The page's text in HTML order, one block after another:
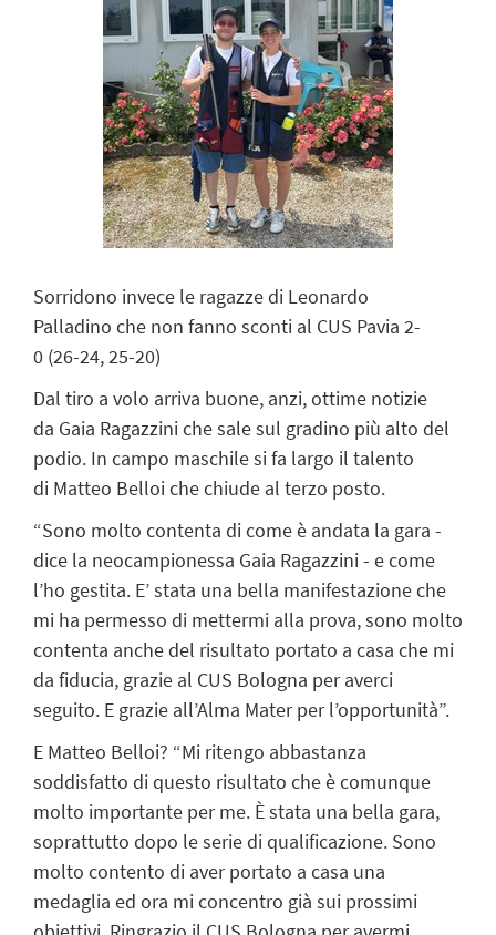
Sorridono invece le ragazze di Leonardo
Palladino che non fanno sconti al CUS Pavia 2-
0 (26-24, 25-20)
Dal tiro a volo arriva buone, anzi, ottime notizie
da Gaia Ragazziniche sale sul gradino più alto del
podio. In campo maschile si fa largo il talento
di Matteo Belloiche chiude al terzo posto.
“Sono molto contenta di come è andata la gara -
dice la neocampionessa Gaia Ragazzini - e come
l’ho gestita. E’ stata una bella manifestazione che
mi ha permesso di mettermi alla prova, sono molto
contenta anche del risultato portato a casa che mi
da fiducia, grazie al CUS Bologna per averci
seguito. E grazie all’Alma Mater per l’opportunità”.
E Matteo Belloi? “Mi ritengo abbastanza
soddisfatto di questo risultato che è comunque
molto importante per me. È stata una bella gara,
soprattutto dopo le serie di qualificazione. Sono
molto contento di aver portato a casa una
medaglia ed ora mi concentro già sui prossimi